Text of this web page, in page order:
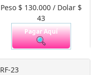
Peso $ 130.000 / Dolar $
43
Pagar Aquí
RF-23